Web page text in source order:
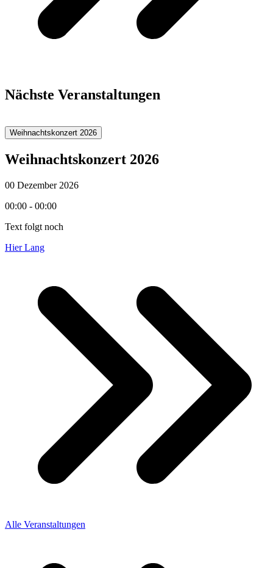
Nächste Veranstaltungen
Weihnachtskonzert 2026
Weihnachtskonzert 2026
00 Dezember 2026
00:00 - 00:00
Text folgt noch
Hier Lang
Alle Veranstaltungen